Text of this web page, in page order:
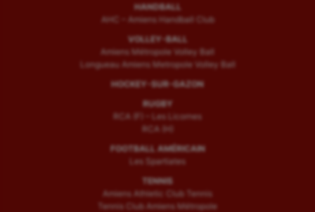
HANDBALL
AHC – Amiens Handball Club
VOLLEY-BALL
Amiens Métropole Volley Ball
Longueau Amiens Metropole Volley Ball
HOCKEY-SUR-GAZON
RUGBY
RCA (F) – Les Licornes
RCA (H)
FOOTBALL AMÉRICAIN
Les Spartiates
TENNIS
Amiens Athletic Club Tennis
Tennis Club Amiens Métropole